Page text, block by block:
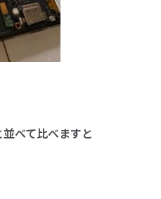
べて比べますと